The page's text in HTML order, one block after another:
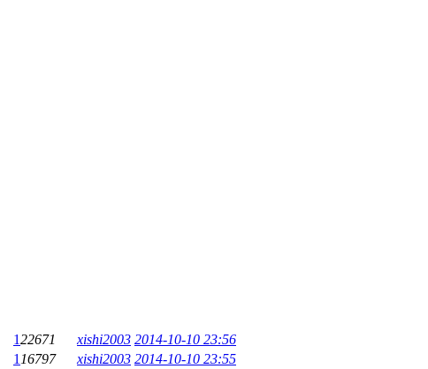
122671 xishi2003 2014-10-10 23:56
1 16797 xishi2003 2014-10-10 23:55